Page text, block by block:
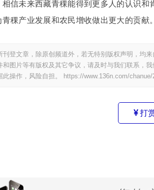
相信未来西藏青稞能得到更多人的认识
青稞产业发展和农民增收做出更大的贡献。
刊登文章，除原创频道外，若无特别版权声明，均
和图片等有版权及其它争议，请及时与我们联系，
此操作，风险自担。
https://www.136n.com/chanue/
打